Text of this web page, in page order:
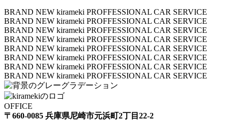
BRAND NEW kirameki PROFFESSIONAL CAR SERVICE
BRAND NEW kirameki PROFFESSIONAL CAR SERVICE
BRAND NEW kirameki PROFFESSIONAL CAR SERVICE
BRAND NEW kirameki PROFFESSIONAL CAR SERVICE
BRAND NEW kirameki PROFFESSIONAL CAR SERVICE
BRAND NEW kirameki PROFFESSIONAL CAR SERVICE
BRAND NEW kirameki PROFFESSIONAL CAR SERVICE
BRAND NEW kirameki PROFFESSIONAL CAR SERVICE
OFFICE
〒660-0085 兵庫県尼崎市元浜町2丁目22-2